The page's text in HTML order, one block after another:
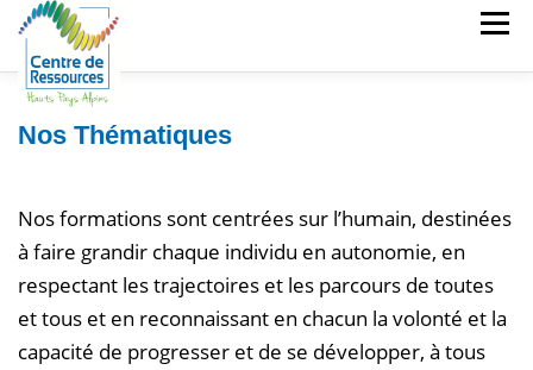
contenu
Menu
CDR PARC MATÉRIEL
Nos Thématiques
Nos formations sont centrées sur l’humain, destinées
à faire grandir chaque individu en autonomie, en
respectant les trajectoires et les parcours de toutes
et tous et en reconnaissant en chacun la volonté et la
capacité de progresser et de se développer, à tous